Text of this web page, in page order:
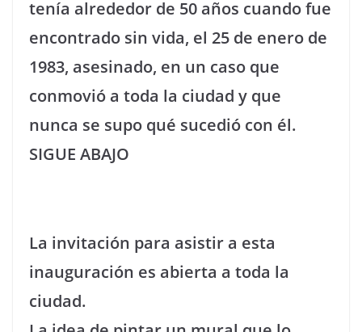
tenía alrededor de 50 años cuando fue
encontrado sin vida, el 25 de enero de
1983, asesinado, en un caso que
conmovió a toda la ciudad y que
nunca se supo qué sucedió con él.
SIGUE ABAJO
La invitación para asistir a esta
inauguración es abierta a toda la
ciudad.